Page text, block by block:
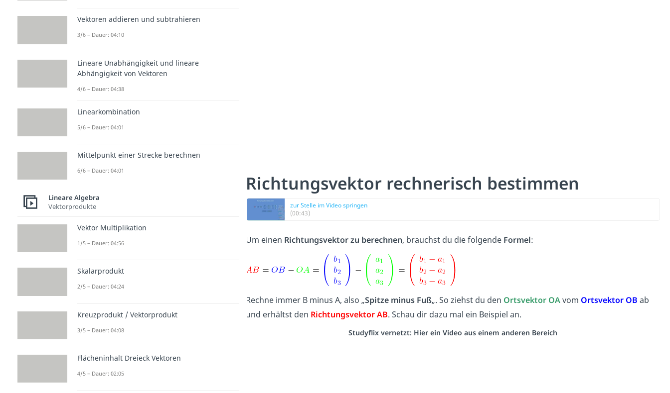
Richtungsvektor rechnerisch bestimmen
zur Stelle im Video springen
(00:43)
Um einen Richtungsvektor zu berechnen, brauchst du die folgende Formel:
Rechne immer B minus A, also „Spitze minus Fuß„. So ziehst du den Ortsvektor OAvom Ortsvektor OB ab
und erhältst den Richtungsvektor AB. Schau dir dazu mal ein Beispiel an.
Studyflix vernetzt: Hier ein Video aus einem anderen Bereich
Vektoren addieren und subtrahieren
3/6 – Dauer: 04:10
Lineare Unabhängigkeit und lineare
Abhängigkeit von Vektoren
4/6 – Dauer: 04:38
Linearkombination
5/6 – Dauer: 04:01
Mittelpunkt einer Strecke berechnen
6/6 – Dauer: 04:01
Lineare Algebra
Vektorprodukte
Vektor Multiplikation
1/5 – Dauer: 04:56
Skalarprodukt
2/5 – Dauer: 04:24
Kreuzprodukt / Vektorprodukt
3/5 – Dauer: 04:08
Flächeninhalt Dreieck Vektoren
4/5 – Dauer: 02:05